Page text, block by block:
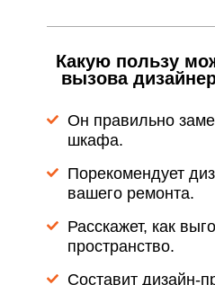
Какую пользу
вызова
Он правильно
шкафа.
Порекомендует
вашего ремонта.
Расскажет, как
пространство.
Составит дизайн-